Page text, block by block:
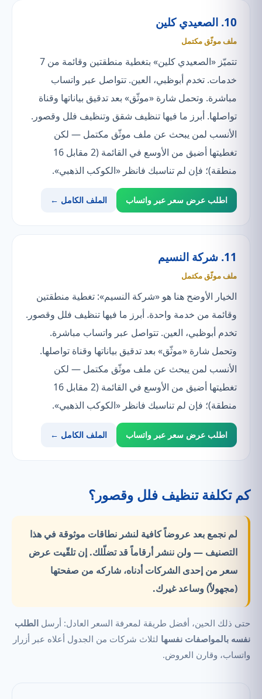
10. الصعيدي كلين
ملف موثّق مكتمل
تتميّز «الصعيدي كلين» بتغطية منطقتين وقائمة من 7
خدمات. تخدم أبوظبي، العين. تتواصل عبر واتساب
مباشرة. وتحمل شارة «موثّق» بعد تدقيق بياناتها وقناة
تواصلها. أبرز ما فيها تنظيف شقق وتنظيف فلل وقصور.
الأنسب لمن يبحث عن ملف موثّق مكتمل — لكن
تغطيتها أضيق من الأوسع في القائمة (2 مقابل 16
منطقة)؛ فإن لم تناسبك فانظر «الكوكب الذهبي».
اطلب عرض سعر عبر واتساب الملف الكامل ←
11. شركة النسيم
ملف موثّق مكتمل
الخيار الأوضح هنا هو «شركة النسيم»: تغطية منطقتين
وقائمة من خدمة واحدة. أبرز ما فيها تنظيف فلل وقصور.
تخدم أبوظبي، العين. تتواصل عبر واتساب مباشرة.
وتحمل شارة «موثّق» بعد تدقيق بياناتها وقناة تواصلها.
الأنسب لمن يبحث عن ملف موثّق مكتمل — لكن
تغطيتها أضيق من الأوسع في القائمة (2 مقابل 16
منطقة)؛ فإن لم تناسبك فانظر «الكوكب الذهبي».
اطلب عرض سعر عبر واتساب الملف الكامل ←
كم تكلفة تنظيف فلل وقصور؟
لم نجمع بعد عروضاً كافية لنشر نطاقات موثوقة في هذا
التصنيف —ولن ننشر أرقاماً قد تضلّلك. إن تلقّيت عرض
سعر من إحدى الشركات أدناه، شاركه من صفحتها
(مجهولاً) وساعد غيرك.
حتى ذلك الحين، أفضل طريقة لمعرفة السعر العادل: أرسل الطلب
نفسه بالمواصفات نفسها لثلاث شركات من الجدول أعلاه عبر أزرار
واتساب، وقارن العروض.